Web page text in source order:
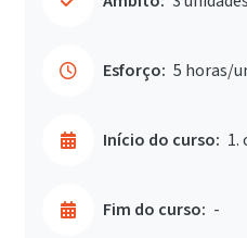
Esforço: 5 horas/
Início do curso: 1.
Fim do curso: -